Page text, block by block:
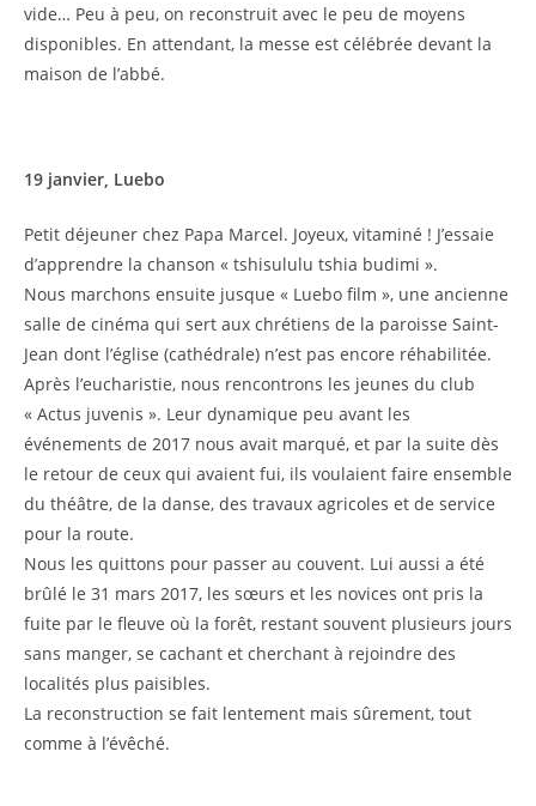
vide… Peu à peu, on reconstruit avec le peu de moyens
disponibles. En attendant, la messe est célébrée devant la
maison de l’abbé.
19 janvier, Luebo
Petit déjeuner chez Papa Marcel. Joyeux, vitaminé ! J’essaie
d’apprendre la chanson « tshisululu tshia budimi ».
Nous marchons ensuite jusque « Luebo film », une ancienne
salle de cinéma qui sert aux chrétiens de la paroisse Saint-
Jean dont l’église (cathédrale) n’est pas encore réhabilitée.
Après l’eucharistie, nous rencontrons les jeunes du club
« Actus juvenis ». Leur dynamique peu avant les
événements de 2017 nous avait marqué, et par la suite dès
le retour de ceux qui avaient fui, ils voulaient faire ensemble
du théâtre, de la danse, des travaux agricoles et de service
pour la route.
Nous les quittons pour passer au couvent. Lui aussi a été
brûlé le 31 mars 2017, les sœurs et les novices ont pris la
fuite par le fleuve où la forêt, restant souvent plusieurs jours
sans manger, se cachant et cherchant à rejoindre des
localités plus paisibles.
La reconstruction se fait lentement mais sûrement, tout
comme à l’évêché.